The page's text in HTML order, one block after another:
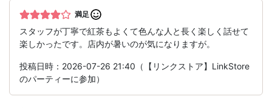
満足
スタッフが丁寧で紅茶もよくて色んな人と長く楽しく話せて
楽しかったです。店内が暑いのが気になりますが。
投稿日時：2026-07-26 21:40（【リンクストア】LinkStore
のパーティーに参加）